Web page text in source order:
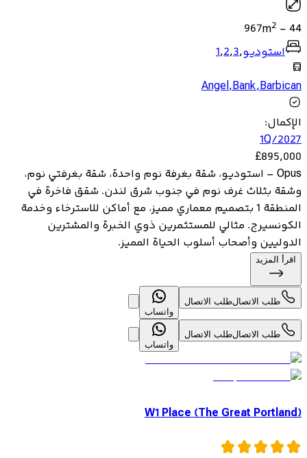
44
-
967m2
استوديو,
1,2,3
Angel,Bank,Barbican
الإكمال:
1Q/2027
£895,000
Opus – استوديو، شقة بغرفة نوم واحدة، شقة بغرفتي نوم،
وشقة بثلاث غرف نوم في جنوب شرق لندن. شقق فاخرة في
المنطقة 1 بتصميم معماري مميز، مع أماكن للاسترخاء وخدمة
الكونسيرج. مثالي للمستثمرين ذوي الخبرة والمشترين
الدوليين وأصحاب أسلوب الحياة المميز.
اقرأ المزيد
طلب الاتصالطلب الاتصال
واتساب
طلب الاتصالطلب الاتصال
واتساب
W1 Place (The Great Portland)